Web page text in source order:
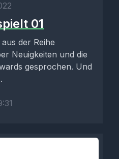
01
der Reihe
Neuigkeiten und die
gesprochen. Und